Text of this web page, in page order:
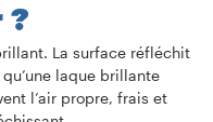
?
La surface réfléchit
laque brillante
l’air propre, frais et